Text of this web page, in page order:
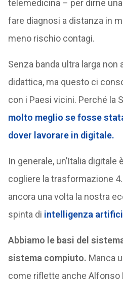
telemedicina – per dirne
fare diagnosi a distanza in
meno rischio contagi.
Senza banda ultra larga
didattica, ma questo ci
con i Paesi vicini. Perché la
molto meglio se fosse
dover lavorare in digitale.
In generale, un’Italia
cogliere la trasformazione
ancora una volta la nostra
spinta di intelligenza
Abbiamo le basi del
sistema compiuto. Manca
come riflette anche Alfonso